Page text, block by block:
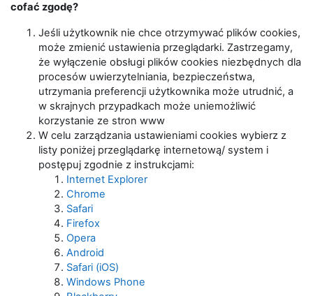
cofać zgodę?
Jeśli użytkownik nie chce otrzymywać plików cookies,
może zmienić ustawienia przeglądarki. Zastrzegamy,
że wyłączenie obsługi plików cookies niezbędnych dla
procesów uwierzytelniania, bezpieczeństwa,
utrzymania preferencji użytkownika może utrudnić, a
w skrajnych przypadkach może uniemożliwić
korzystanie ze stron www
W celu zarządzania ustawieniami cookies wybierz z
listy poniżej przeglądarkę internetową/ system i
postępuj zgodnie z instrukcjami:
Internet Explorer
Chrome
Safari
Firefox
Opera
Android
Safari (iOS)
Windows Phone